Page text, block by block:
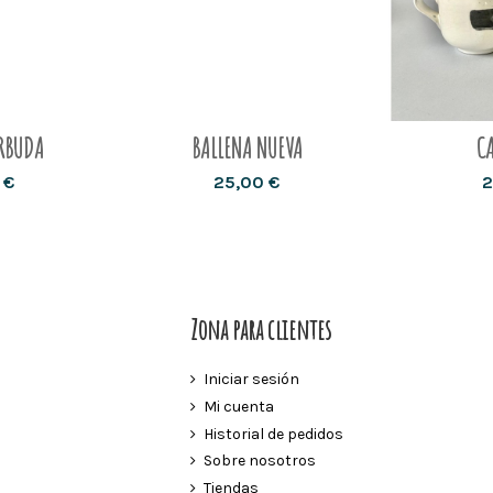
€
BALLENA NUEVA
25,00 €
Zona para clientes
Iniciar sesión
Mi cuenta
Historial de pedidos
Sobre nosotros
Tiendas